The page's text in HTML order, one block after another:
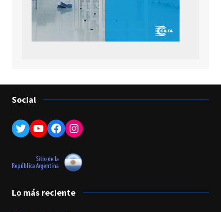
Social
Twitter
YouTube
Facebook
Instagram
Lo más reciente